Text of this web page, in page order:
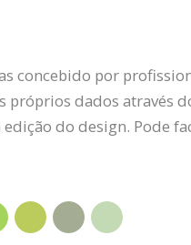
concebido por
próprios dados através
do design. Pode